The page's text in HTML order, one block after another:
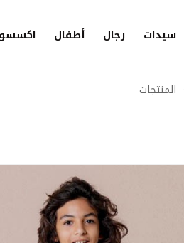
سيدات رجال أطفال
المنتجات